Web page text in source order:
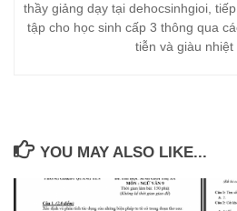
thầy giảng dạy tại dehocsinhgioi,
tập cho học sinh cấp 3 thông qua
tiễn và giàu nhiệt
YOU MAY ALSO LIKE...